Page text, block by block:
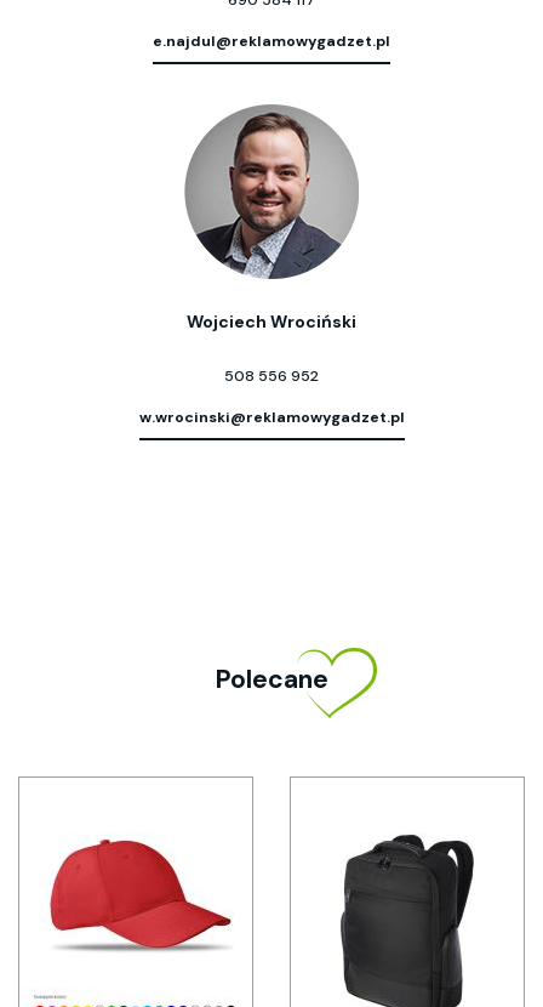
e.najdul@reklamowygadzet.pl
Wojciech Wrociński
508 556 952
w.wrocinski@reklamowygadzet.pl
Polecane